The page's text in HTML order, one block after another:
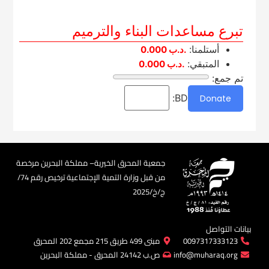
تبرع مساعدات البناء والترميم
أستلمنا: .د.ب
المتبقي: .د.ب
تم جمع:
BD:
Donate
جمعية المحرق الخيرية– مملكة البحرين مرخصة
من قبل وزارة التمية الإجتماعية ترخيص رقم 74/
ج/خ/2025​
بيانات التواصل
0097317333123
info@muharaq.org
مبنى 499 طريق 215 مجمع 202 المحرق
ص.ب 24142 المحرق - مملكة البحرين